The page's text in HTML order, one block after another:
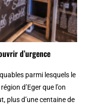
d’urgence
parmi lesquels le
d’Eger que l’on
plus d’une centaine de